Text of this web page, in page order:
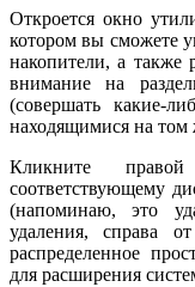
Откроется окно
котором вы сможете
накопители, а также
внимание на
(совершать какие-
находящимися на том
Кликните
соответствующему
(напоминаю, это
удаления, справа
распределенное
для расширения